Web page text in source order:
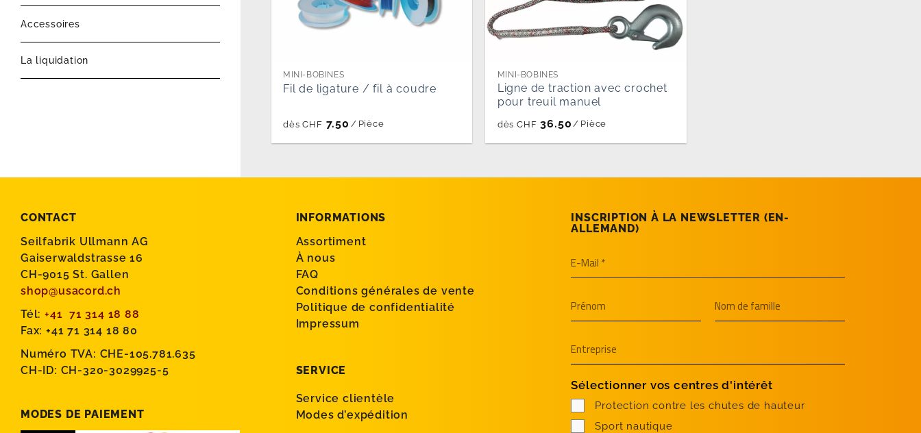
Accessoires
La liquidation
MINI-BOBINES
Fil de ligature / fil à coudre
dès CHF 7.50 / Pièce
MINI-BOBINES
Ligne de traction avec crochet
pour treuil manuel
dès CHF 36.50 / Pièce
CONTACT
Seilfabrik Ullmann AG
Gaiserwaldstrasse 16
CH-9015 St. Gallen
shop@usacord.ch
Tél: +41 71 314 18 88
Fax: +41 71 314 18 80
Numéro TVA: CHE-105.781.635
CH-ID: CH-320-3029925-5
MODES DE PAIEMENT
INFORMATIONS
Assortiment
À nous
FAQ
Conditions générales de vente
Politique de confidentialité
Impressum
SERVICE
Service clientèle
Modes d’expédition
INSCRIPTION À LA NEWSLETTER (EN­
ALLEMAND)
Sélectionner vos centres d'intérêt
Protection contre les chutes de hauteur
Sport nautique